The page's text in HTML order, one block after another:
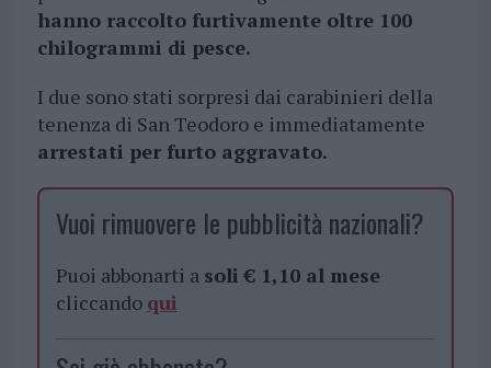
hanno raccolto furtivamente oltre 100
chilogrammi di pesce.
I due sono stati sorpresi dai carabinieri della
tenenza di San Teodoro e immediatamente
arrestati per furto aggravato.
Vuoi rimuovere le pubblicità nazionali?
Puoi abbonarti a soli € 1,10 al mese
cliccando qui